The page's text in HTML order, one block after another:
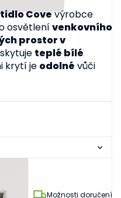
Možnosti doručení
Covevýrobce
osvětlenívenkovního
prostor v
teplé bílé
krytí je odolné vůči